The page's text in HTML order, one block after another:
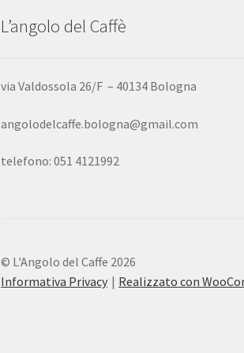
L’angolo del Caffè
via Valdossola 26/F – 40134 Bologna
angolodelcaffe.bologna@gmail.com
telefono: 051 4121992
© L'Angolo del Caffe 2026
Informativa Privacy
Realizzato con